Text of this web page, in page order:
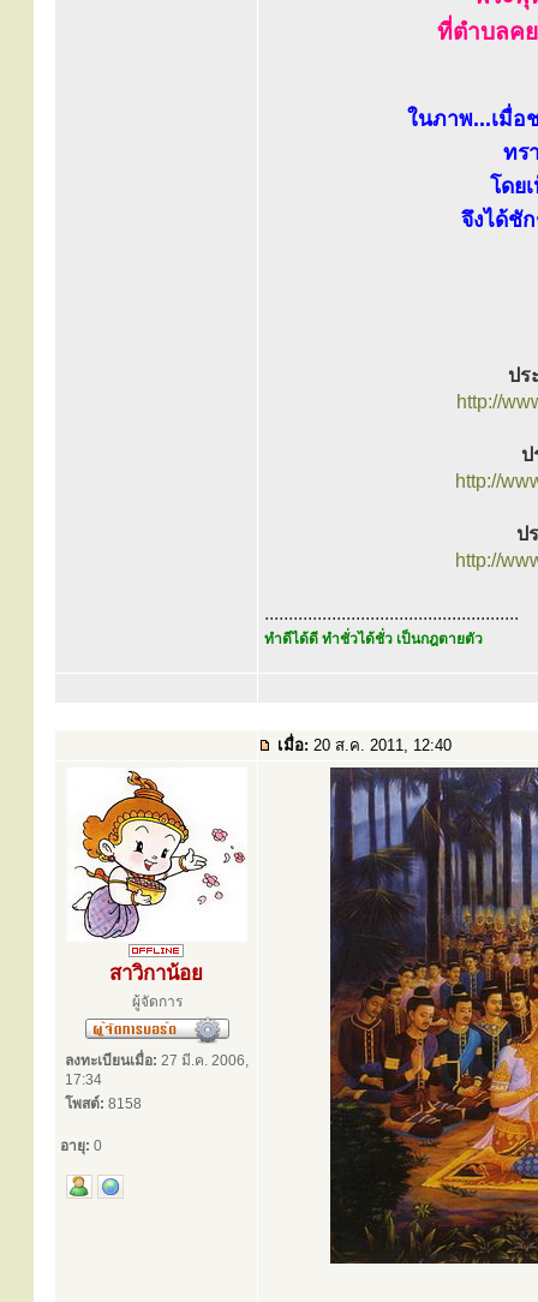
ที่ตำบลค
ในภาพ...เมื่อ
ทร
โดย
จึงได้ชั
ปร
http://
ป
http://
ป
http://
.....................................................
ทำดีได้ดี ทำชั่วได้ชั่ว เป็นกฎตายตัว
เมื่อ: 20 ส.ค. 2011, 12:40
สาวิกาน้อย
ผู้จัดการ
ลงทะเบียนเมื่อ: 27 มี.ค. 2006,
17:34
โพสต์: 8158
อายุ: 0